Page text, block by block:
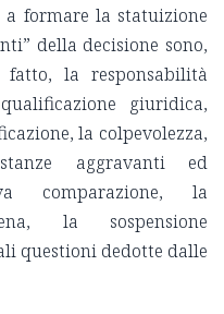
formare la statuizione
della decisione sono,
fatto, la responsabilità
giuridica,
la colpevolezza,
aggravanti ed
comparazione, la
la sospensione
questioni dedotte dalle